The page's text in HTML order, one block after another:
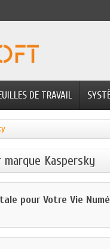
DE TRAVAIL
Kaspersky
pour Votre Vie